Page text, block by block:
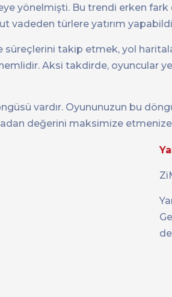
yönelmişti. Bu trendi erken
vadeden türlere yatırım
takip etmek, yol
Aksi takdirde, oyuncular
vardır. Oyununuzun bu
değerini maksimize etmenize